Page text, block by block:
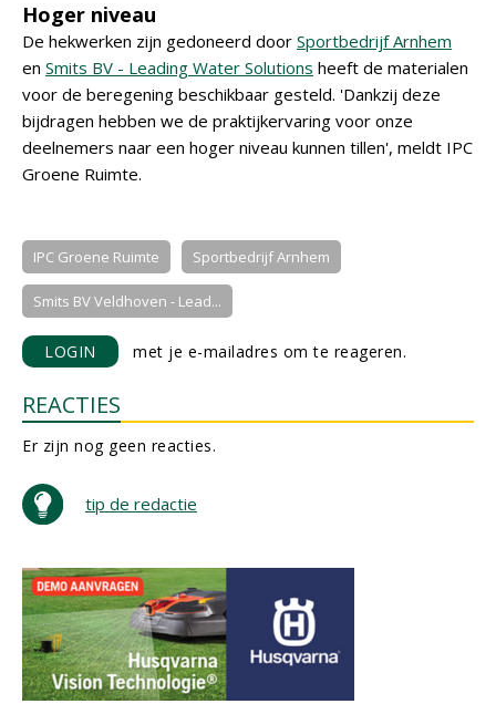
Hoger niveau
De hekwerken zijn gedoneerd door Sportbedrijf Arnhem
en Smits BV - Leading Water Solutions heeft de materialen
voor de beregening beschikbaar gesteld. 'Dankzij deze
bijdragen hebben we de praktijkervaring voor onze
deelnemers naar een hoger niveau kunnen tillen', meldt IPC
Groene Ruimte.
IPC Groene Ruimte Sportbedrijf Arnhem
Smits BV Veldhoven - Lead...
LOGIN met je e-mailadres om te reageren.
REACTIES
Er zijn nog geen reacties.
tip de redactie